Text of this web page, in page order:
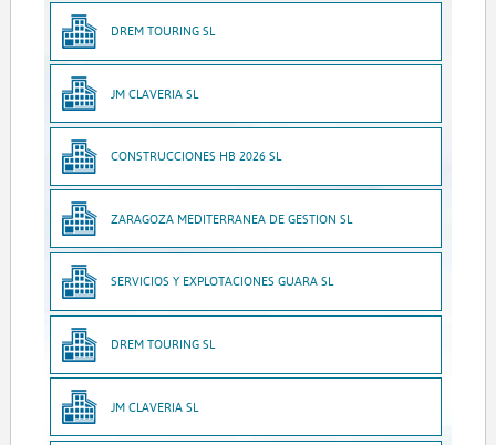
DREM TOURING SL
JM CLAVERIA SL
CONSTRUCCIONES HB 2026 SL
ZARAGOZA MEDITERRANEA DE GESTION SL
SERVICIOS Y EXPLOTACIONES GUARA SL
DREM TOURING SL
JM CLAVERIA SL